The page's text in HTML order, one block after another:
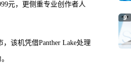
元，更侧重专业创作者人
该机凭借Panther Lake处理